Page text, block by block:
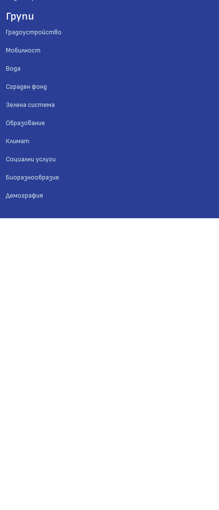
Групи
Градоустройство
Мобилност
Вода
Сграден фонд
Зелена система
Образование
Климат
Социални услуги
Биоразнообразие
Демография